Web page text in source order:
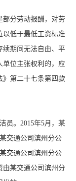
部分劳动报酬，对劳
以低于最低工资标准
续期间无法自由、平
单位主张权利的，应
》第二十七条第四款
员。2015年5月，某
交通公司滨州分公
交通公司滨州分公
由某交通公司滨州分